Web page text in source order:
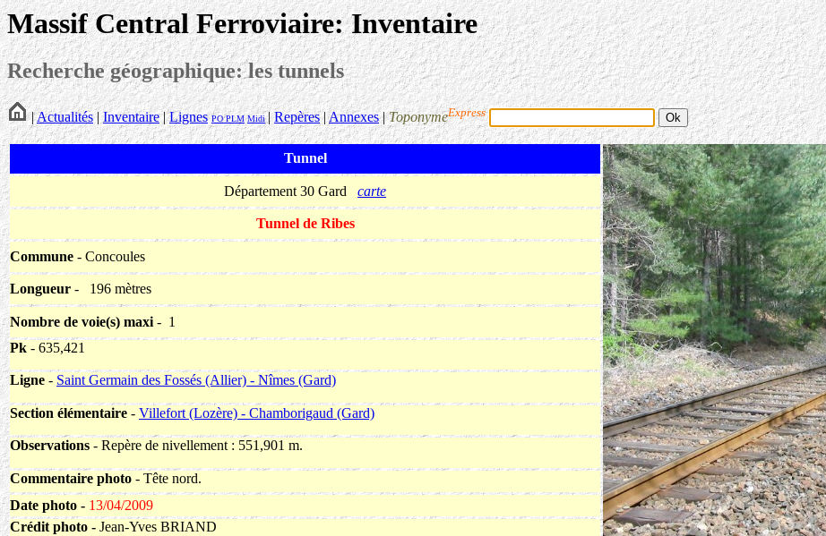
Massif Central Ferroviaire: Inventaire
Recherche géographique: les tunnels
|Actualités| Inventaire|Lignes POPLM Midi |Repères|Annexes|ToponymeExpress
Tunnel
Département 30 Gard carte
Tunnel de Ribes
Commune - Concoules
Longueur - 196 mètres
Nombre de voie(s) maxi - 1
Pk - 635,421
Ligne - Saint Germain des Fossés (Allier) - Nîmes (Gard)
Section élémentaire - Villefort (Lozère) - Chamborigaud (Gard)
Observations - Repère de nivellement : 551,901 m.
Commentaire photo - Tête nord.
Date photo - 13/04/2009
Crédit photo - Jean-Yves BRIAND